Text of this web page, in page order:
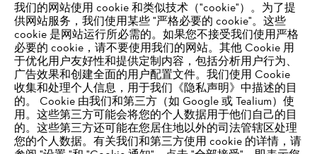
供应商信息
产品
联系方式
职业生涯
举报系统
我们的网站使用 cookie 和类似技术（"cookie"）。为了提
供网站服务，我们使用某些 "严格必要的 cookie"。这些
cookie 是网站运行所必需的。如果您不接受我们使用严格
必要的 cookie，请不要使用我们的网站。其他 Cookie 用
于优化用户友好性和提供定制内容，包括分析用户行为、
广告效果和创建全面的用户配置文件。我们使用 Cookie
收集和处理个人信息，用于我们《隐私声明》中描述的目
的。 Cookie 由我们和第三方（如 Google 或 Tealium）使
用。这些第三方可能会将您的个人数据用于他们自己的目
的。这些第三方还可能在您居住地以外的司法管辖区处理
您的个人数据。有关我们和第三方使用 cookie 的详情，请